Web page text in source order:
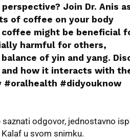
Join Dr. Anis
of coffee on your body
coffee might be beneficial
harmful for others,
of yin and yang.
how it interacts with
#oralhealth #didyouknow
odgovor, jednostavno
u svom snimku.